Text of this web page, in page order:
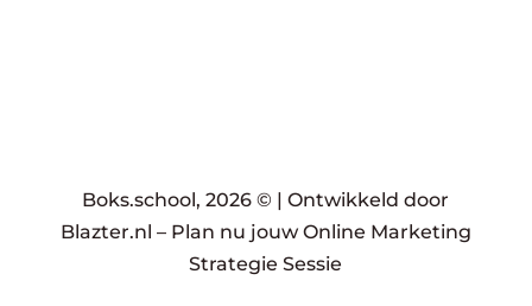
Boks.school, 2026 © |Ontwikkeld door
Blazter.nl – Plan nu jouw Online Marketing
Strategie Sessie